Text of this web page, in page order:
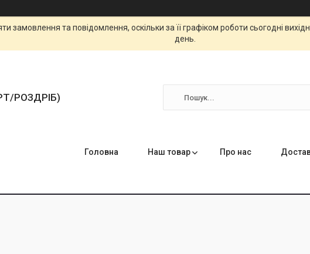
замовлення та повідомлення, оскільки за її графіком роботи сьогодні
день.
РОЗДРІБ)
Головна Наш товар Про нас